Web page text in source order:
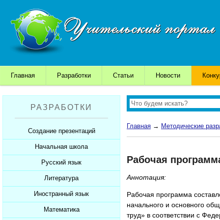
Главная Разработки Статьи Новости
РАЗРАБОТКИ
Создание презентаций
Шаблоны для презентаций
Советы начинающим
Советы дедушки
К презентации...
Начальная школа
Уроки
Презентации
Мультимедийные тесты
Печатные тесты
Русский язык
Уроки
Презентации
Мультимедийные тесты
Литература
Уроки
Презентации
Иностранный язык
Уроки
Математика
Главная → Методические
Рабочая
Аннотация:
Рабочая программа
начального и основного
труд» в соответствии с